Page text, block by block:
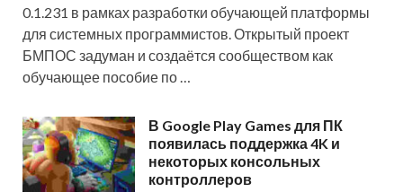
0.1.231 в рамках разработки обучающей платформы
для системных программистов. Открытый проект
БМПОС задуман и создаётся сообществом как
обучающее пособие по …
В Google Play Games для ПК
появилась поддержка 4K и
некоторых консольных
контроллеров